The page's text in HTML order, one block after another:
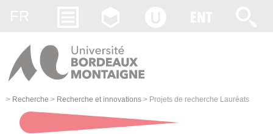
> Recherche > Recherche et innovations > Projets de recherche Lauréats